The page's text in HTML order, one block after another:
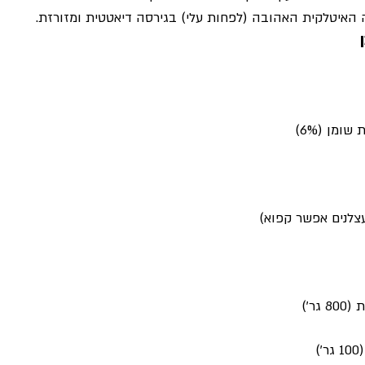
האיטלקית האהובה (לפחות עלי) בגירסה דיאטטית ומזורזת.